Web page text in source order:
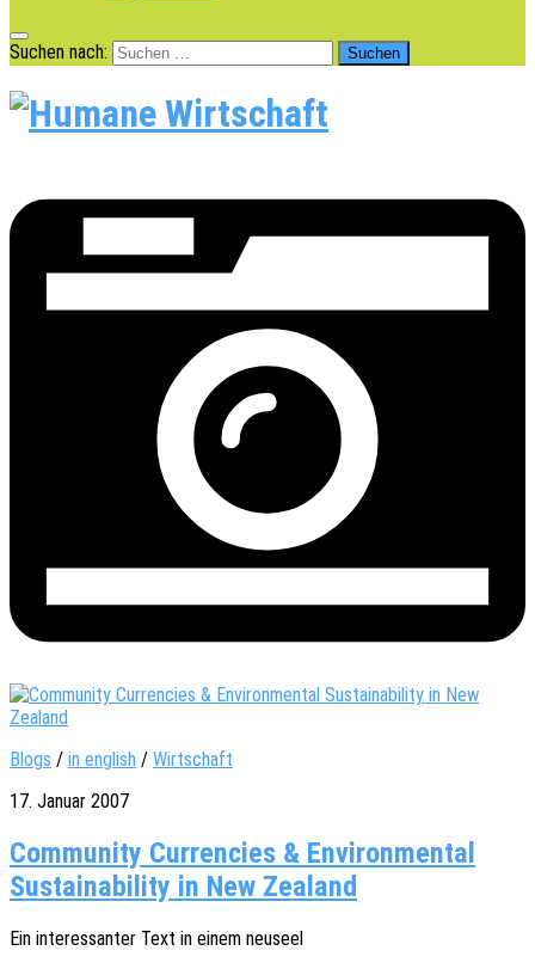
Suchen nach:
Blogs / in english / Wirtschaft
17. Januar 2007
Community Currencies & Environmental
Sustainability in New Zealand
Ein inter­es­san­ter Text in einem neuseel